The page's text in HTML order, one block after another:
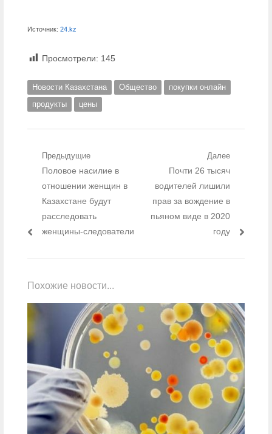
Источник: 24.kz
Просмотрели: 145
Новости Казахстана Общество
покупки онлайн
продукты
цены
Навигация по записям
Предыдущие
Предыдущий пост:
Половое насилие в
отношении женщин в
Казахстане будут
расследовать
женщины-следователи
Далее
Следующий пост:
Почти 26 тысяч
водителей лишили
прав за вождение в
пьяном виде в 2020
году
Похожие новости...